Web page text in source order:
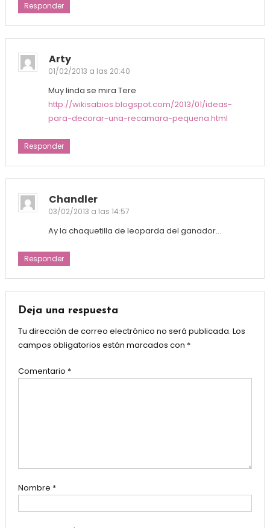
Responder
Arty
01/02/2013 a las 20:40
Muy linda se mira Tere
http://wikisabios.blogspot.com/2013/01/ideas-
para-decorar-una-recamara-pequena.html
Responder
Chandler
03/02/2013 a las 14:57
Ay la chaquetilla de leoparda del ganador…
Responder
Deja una respuesta
Tu dirección de correo electrónico no será publicada. Los
campos obligatorios están marcados con *
Comentario *
Nombre *